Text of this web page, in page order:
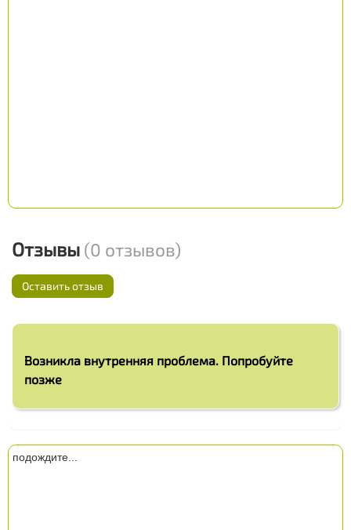
Отзывы (0 отзывов)
Оставить отзыв
Возникла внутренняя проблема. Попробуйте
позже
подождите...